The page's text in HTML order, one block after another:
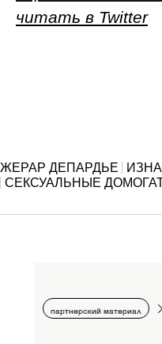
читать в Twitter
ЖЕРАР ДЕПАРДЬЕ
СЕКСУАЛЬНЫЕ
партнерский материал